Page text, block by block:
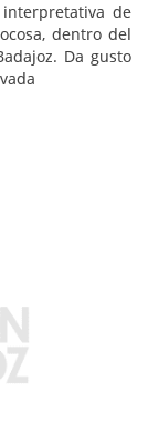
de
dentro del
Da gusto